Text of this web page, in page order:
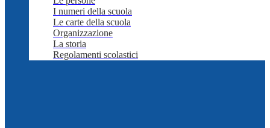
I numeri della scuola
Le carte della scuola
Organizzazione
La storia
Regolamenti scolastici